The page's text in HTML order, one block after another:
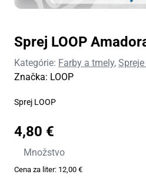
Sprej LOOP
Kategórie: Farby a tmely, Spreje
Značka: LOOP
Sprej LOOP
4,80 €
Množstvo
množstvo
Sprej
Cena za liter: 12,00 €